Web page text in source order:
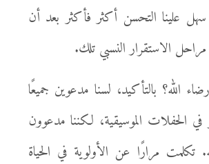
سهل علينا التحسن أكثر فأكثر بعد أن
مراحل الاستقرار النسبي تلك.
الله؟ بالتأكيد، لسنا مدعوين جميعًا
في الحفلات الموسيقية، لكننا مدعوون
تكلمت مرارًا عن الأولوية في الحياة